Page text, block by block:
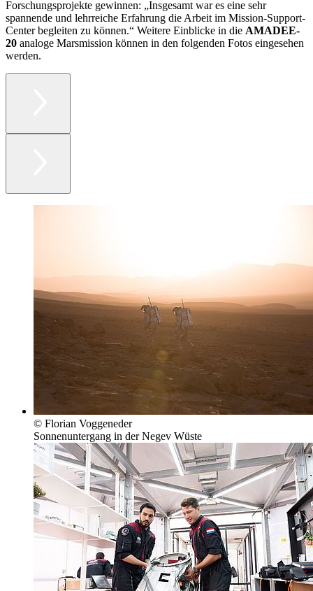
Forschungsprojekte gewinnen: „Insgesamt war es eine sehr
spannende und lehrreiche Erfahrung die Arbeit im Mission-Support-
Center begleiten zu können.“ Weitere Einblicke in die AMADEE-
20 analoge Marsmission können in den folgenden Fotos eingesehen
werden.
© Florian Voggeneder
Sonnenuntergang in der Negev Wüste